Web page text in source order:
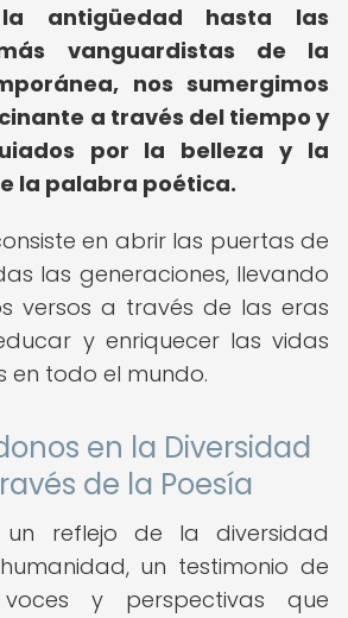
antigüedad hasta las
vanguardistas de la
nos sumergimos
a través del tiempo y
por la belleza y la
la palabra poética.
en abrir las puertas de
las generaciones, llevando
versos a través de las eras
y enriquecer las vidas
en todo el mundo.
en la Diversidad
de la Poesía
reflejo de la diversidad
un testimonio de
y perspectivas que